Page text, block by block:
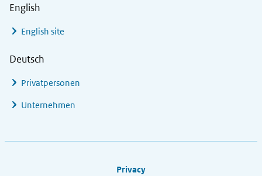
English
English site
Deutsch
Privatpersonen
Unternehmen
Privacy